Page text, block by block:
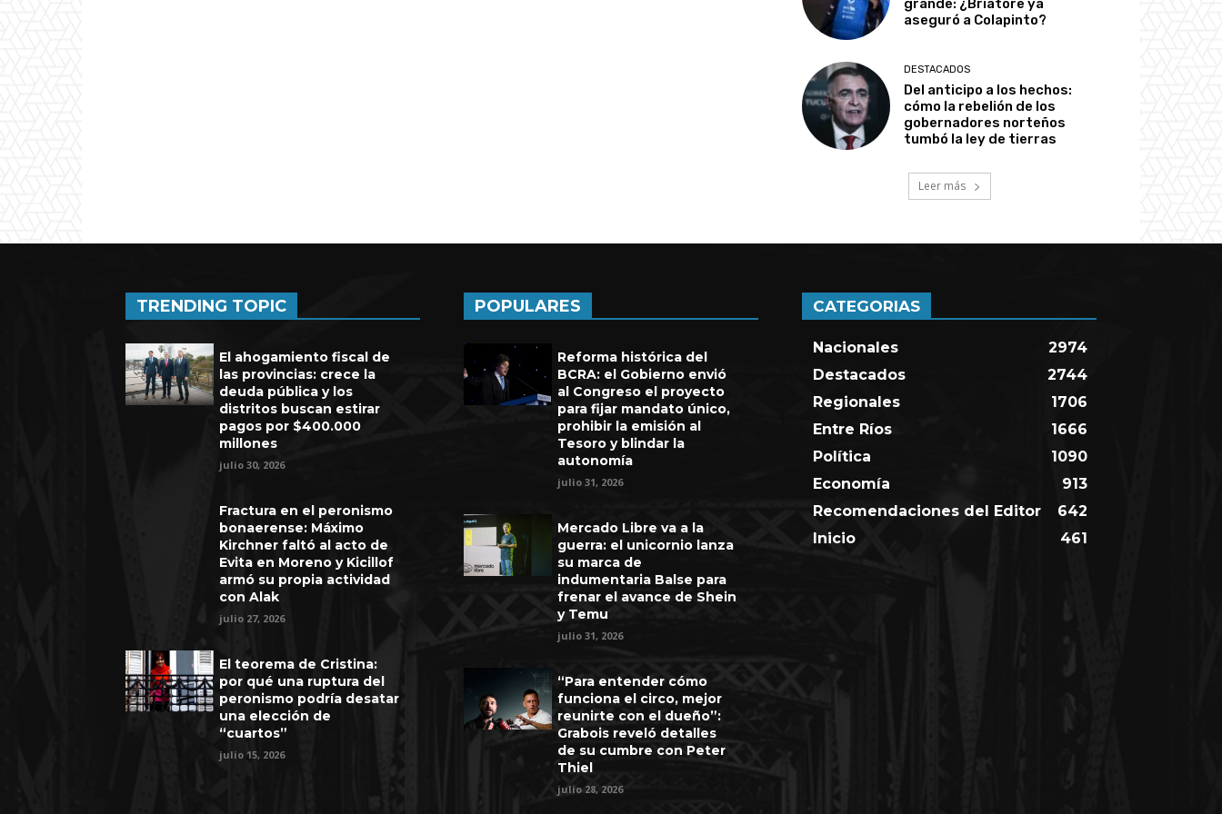
grande: ¿Briatore ya
aseguró a Colapinto?
DESTACADOS
Del anticipo a los hechos:
cómo la rebelión de los
gobernadores norteños
tumbó la ley de tierras
Leer más
TRENDING TOPIC
El ahogamiento fiscal de
las provincias: crece la
deuda pública y los
distritos buscan estirar
pagos por $400.000
millones
julio 30, 2026
Fractura en el peronismo
bonaerense: Máximo
Kirchner faltó al acto de
Evita en Moreno y Kicillof
armó su propia actividad
con Alak
julio 27, 2026
El teorema de Cristina:
por qué una ruptura del
peronismo podría desatar
una elección de
“cuartos”
julio 15, 2026
POPULARES
Reforma histórica del
BCRA: el Gobierno envió
al Congreso el proyecto
para fijar mandato único,
prohibir la emisión al
Tesoro y blindar la
autonomía
julio 31, 2026
Mercado Libre va a la
guerra: el unicornio lanza
su marca de
indumentaria Balse para
frenar el avance de Shein
y Temu
julio 31, 2026
“Para entender cómo
funciona el circo, mejor
reunirte con el dueño”:
Grabois reveló detalles
de su cumbre con Peter
Thiel
julio 28, 2026
CATEGORIAS
Nacionales
2974
Destacados
2744
Regionales
1706
Entre Ríos
1666
Política
1090
Economía
913
Recomendaciones del Editor
642
Inicio
461